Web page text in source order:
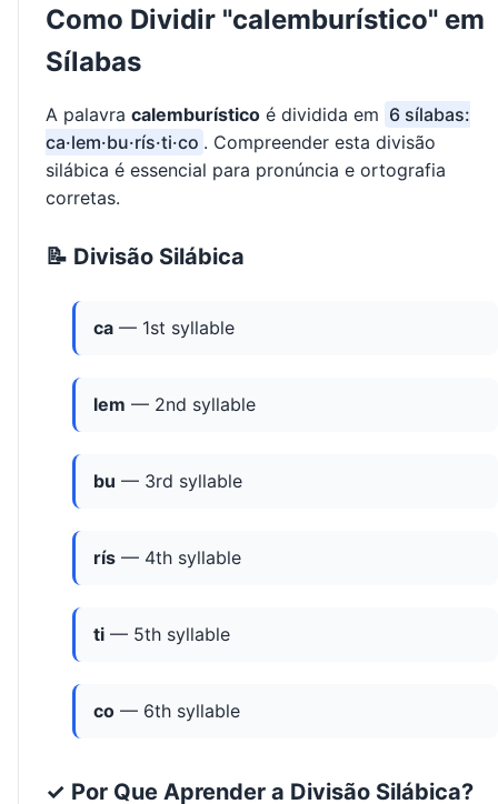
Como Dividir "calemburístico" em
Sílabas
A palavra calemburístico é dividida em 6 sílabas:
ca·lem·bu·rís·ti·co . Compreender esta divisão
silábica é essencial para pronúncia e ortografia
corretas.
📝 Divisão Silábica
ca — 1st syllable
lem — 2nd syllable
bu — 3rd syllable
rís — 4th syllable
ti — 5th syllable
co — 6th syllable
✓ Por Que Aprender a Divisão Silábica?